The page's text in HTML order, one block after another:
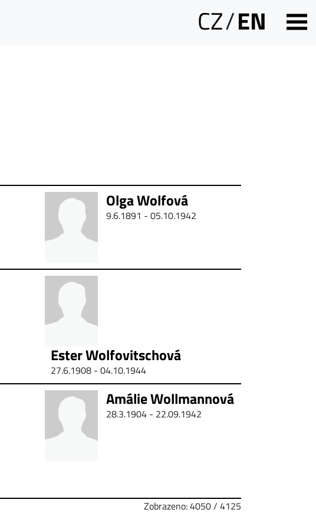
CZ/EN
Olga Wolfová
9.6.1891 - 05.10.1942
Ester Wolfovitschová
27.6.1908 - 04.10.1944
Amálie Wollmannová
28.3.1904 - 22.09.1942
Zobrazeno: 4050 / 4125